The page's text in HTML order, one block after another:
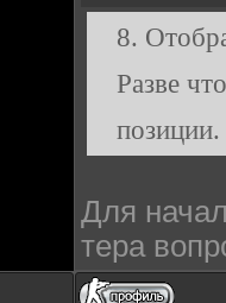
8.
Разве
позиции.
Для
тера